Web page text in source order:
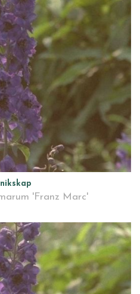
'Franz Marc'